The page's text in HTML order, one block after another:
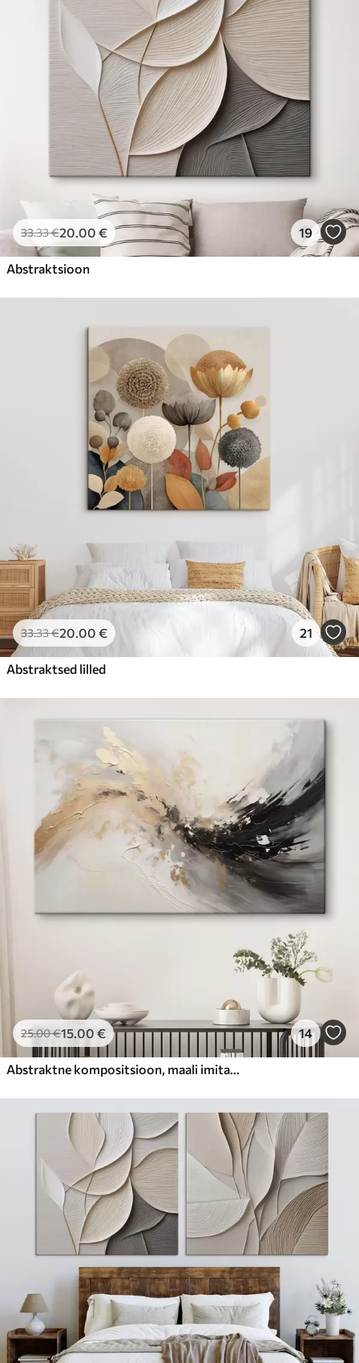
Hind Alates .00
33.33€20.00 € 19
Abstraktsioon
33.33€20.00 € 21
Abstraktsed lilled
25.00€15.00 € 14
Abstraktne kompositsioon, maali imitatsioon